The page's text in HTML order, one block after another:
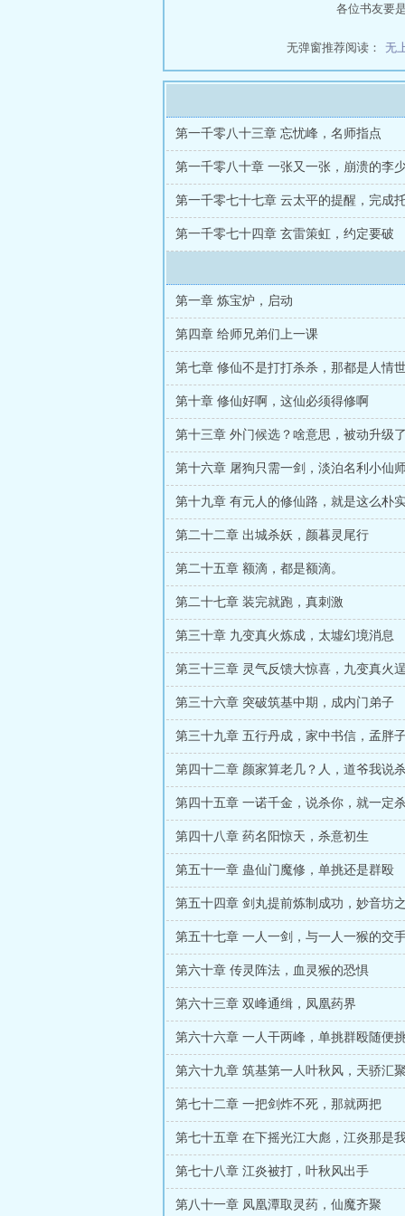
各位书友要
无弹窗推荐阅读： 无
第一千零八十三章 忘忧峰，名师指点
第一千零八十章 一张又一张，崩溃的李
第一千零七十七章 云太平的提醒，完成
第一千零七十四章 玄雷策虹，约定要破
第一章 炼宝炉，启动
第四章 给师兄弟们上一课
第七章 修仙不是打打杀杀，那都是人情
第十章 修仙好啊，这仙必须得修啊
第十三章 外门候选？啥意思，被动升级
第十六章 屠狗只需一剑，淡泊名利小仙
第十九章 有元人的修仙路，就是这么朴
第二十二章 出城杀妖，颜暮灵尾行
第二十五章 额滴，都是额滴。
第二十七章 装完就跑，真刺激
第三十章 九变真火炼成，太墟幻境消息
第三十三章 灵气反馈大惊喜，九变真火
第三十六章 突破筑基中期，成内门弟子
第三十九章 五行丹成，家中书信，孟胖
第四十二章 颜家算老几？人，道爷我说
第四十五章 一诺千金，说杀你，就一定
第四十八章 药名阳惊天，杀意初生
第五十一章 蛊仙门魔修，单挑还是群殴
第五十四章 剑丸提前炼制成功，妙音坊
第五十七章 一人一剑，与一人一猴的交
第六十章 传灵阵法，血灵猴的恐惧
第六十三章 双峰通缉，凤凰药界
第六十六章 一人干两峰，单挑群殴随便
第六十九章 筑基第一人叶秋风，天骄汇
第七十二章 一把剑炸不死，那就两把
第七十五章 在下摇光江大彪，江炎那是
第七十八章 江炎被打，叶秋风出手
第八十一章 凤凰潭取灵药，仙魔齐聚